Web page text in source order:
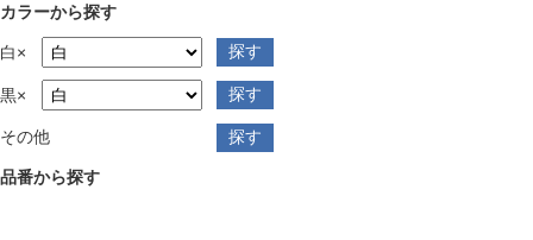
カラーから探す
白×
黒×
その他
品番から探す